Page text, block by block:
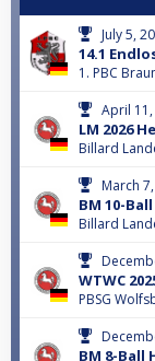
July 5,
14.1
1. PBC
April
LM 2026
Billard
March
BM 10-
Billard
WTWC
PBSG
BM 8-Ball